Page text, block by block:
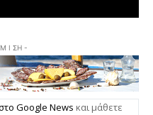
Ι ΣΗ -
Google News και μάθετε